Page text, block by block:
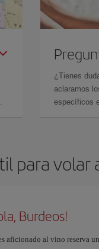
¿Tienes
aclaramos
específicos
para volar
Burdeos!
aficionado al vino reserva